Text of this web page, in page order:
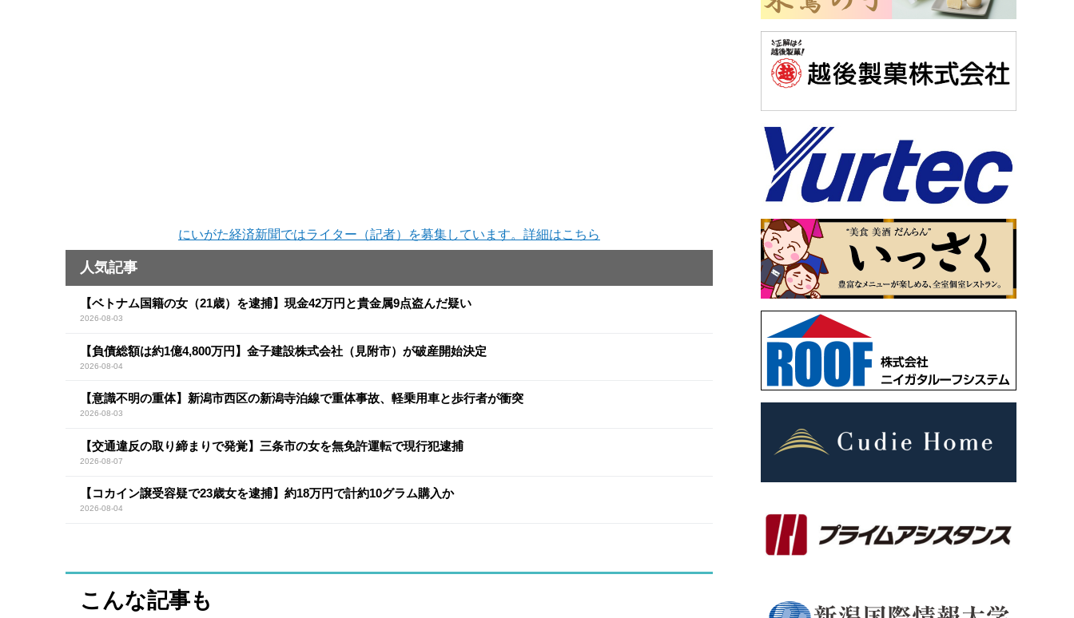
にいがた経済新聞ではライター（記者）を募集しています。詳細はこちら
人気記事
【ベトナム国籍の女（21歳）を逮捕】現金42万円と貴金属9点盗んだ疑い
2026-08-03
【負債総額は約1億4,800万円】金子建設株式会社（見附市）が破産開始決定
2026-08-04
【意識不明の重体】新潟市西区の新潟寺泊線で重体事故、軽乗用車と歩行者が衝突
2026-08-03
【交通違反の取り締まりで発覚】三条市の女を無免許運転で現行犯逮捕
2026-08-07
【コカイン譲受容疑で23歳女を逮捕】約18万円で計約10グラム購入か
2026-08-04
こんな記事も